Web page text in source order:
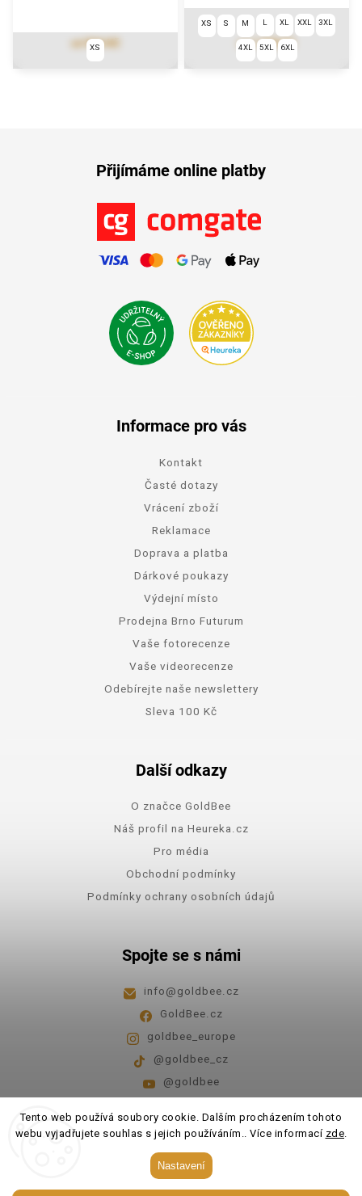
Tento web používá soubory cookie. Dalším procházením tohoto
webu vyjadřujete souhlas s jejich používáním.. Více informací zde.
Nastavení
966 Kč
XS od1 590 Kč
XS S M L XL XXL 3XL
4XL 5XL 6XL
Přijímáme online platby
Informace pro vás
Kontakt
Časté dotazy
Vrácení zboží
Reklamace
Doprava a platba
Dárkové poukazy
Výdejní místo
Prodejna Brno Futurum
Vaše fotorecenze
Vaše videorecenze
Odebírejte naše newslettery
Sleva 100 Kč
Další odkazy
O značce GoldBee
Náš profil na Heureka.cz
Pro média
Obchodní podmínky
Podmínky ochrany osobních údajů
Spojte se s námi
info@goldbee.cz
GoldBee.cz
goldbee_europe
@goldbee_cz
@goldbee
Pondělí - pátek 8:00-14:00
GoldBee. Všechna práva vyhrazena.
Upravit nastavení cookies